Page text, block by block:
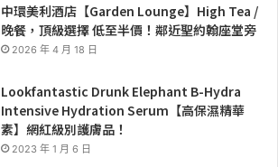
中環美利酒店【Garden Lounge】High Tea /
晚餐，頂級選擇 低至半價！鄰近聖約翰座堂旁
2026 年 4 月 18 日
Lookfantastic Drunk Elephant B-Hydra
Intensive Hydration Serum【高保濕精華
素】網紅級別護膚品！
2023 年 1 月 6 日